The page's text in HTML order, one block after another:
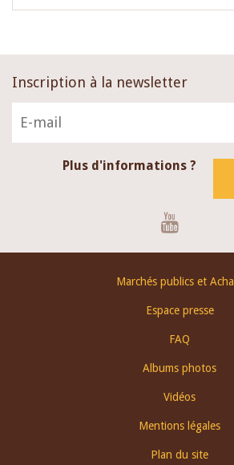
Inscription à la newsletter
Plus d'informations ?
Marchés publics et
Espace presse
FAQ
Albums photos
Vidéos
Mentions légales
Plan du site